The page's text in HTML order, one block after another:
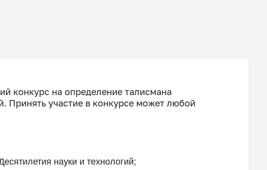
конкурс на определение талисмана
Принять участие в конкурсе может любой
науки и технологий;